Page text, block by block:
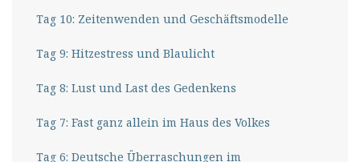
Tag 10: Zeitenwenden und Geschäftsmodelle
Tag 9: Hitzestress und Blaulicht
Tag 8: Lust und Last des Gedenkens
Tag 7: Fast ganz allein im Haus des Volkes
Tag 6: Deutsche Überraschungen im